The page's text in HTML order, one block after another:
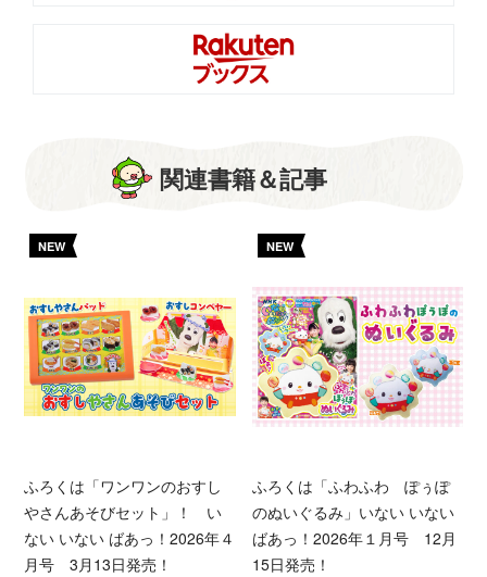
関連書籍＆記事
NEW
ふろくは「ワンワンのおすし
やさんあそびセット」！ い
ない いない ばあっ！2026年４
月号 3月13日発売！
NEW
ふろくは「ふわふわ ぽぅぽ
のぬいぐるみ」いない いない
ばあっ！2026年１月号 12月
15日発売！